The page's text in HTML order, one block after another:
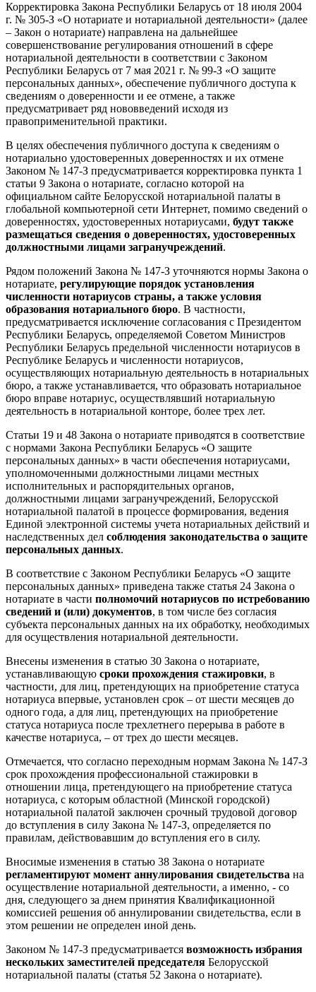
Корректировка Закона Республики Беларусь от 18 июля 2004
г. № 305-З «О нотариате и нотариальной деятельности» (далее
– Закон о нотариате) направлена на дальнейшее
совершенствование регулирования отношений в сфере
нотариальной деятельности в соответствии с Законом
Республики Беларусь от 7 мая 2021 г. № 99-З «О защите
персональных данных», обеспечение публичного доступа к
сведениям о доверенности и ее отмене, а также
предусматривает ряд нововведений исходя из
правоприменительной практики.
В целях обеспечения публичного доступа к сведениям о
нотариально удостоверенных доверенностях и их отмене
Законом № 147-З предусматривается корректировка пункта 1
статьи 9 Закона о нотариате, согласно которой на
официальном сайте Белорусской нотариальной палаты в
глобальной компьютерной сети Интернет, помимо сведений о
доверенностях, удостоверенных нотариусами, будут также
размещаться сведения о доверенностях, удостоверенных
должностными лицами загранучреждений.
Рядом положений Закона № 147-З уточняются нормы Закона о
нотариате, регулирующие порядок установления
численности нотариусов страны, а также условия
образования нотариального бюро. В частности,
предусматривается исключение согласования с Президентом
Республики Беларусь, определяемой Советом Министров
Республики Беларусь предельной численности нотариусов в
Республике Беларусь и численности нотариусов,
осуществляющих нотариальную деятельность в нотариальных
бюро, а также устанавливается, что образовать нотариальное
бюро вправе нотариус, осуществлявший нотариальную
деятельность в нотариальной конторе, более трех лет.
Статьи 19 и 48 Закона о нотариате приводятся в соответствие
с нормами Закона Республики Беларусь «О защите
персональных данных» в части обеспечения нотариусами,
уполномоченными должностными лицами местных
исполнительных и распорядительных органов,
должностными лицами загранучреждений, Белорусской
нотариальной палатой в процессе формирования, ведения
Единой электронной системы учета нотариальных действий и
наследственных дел соблюдения законодательства о защите
персональных данных.
В соответствие с Законом Республики Беларусь «О защите
персональных данных» приведена также статья 24 Закона о
нотариате в части полномочий нотариусов по истребованию
сведений и (или) документов, в том числе без согласия
субъекта персональных данных на их обработку, необходимых
для осуществления нотариальной деятельности.
Внесены изменения в статью 30 Закона о нотариате,
устанавливающую сроки прохождения стажировки, в
частности, для лиц, претендующих на приобретение статуса
нотариуса впервые, установлен срок – от шести месяцев до
одного года, а для лиц, претендующих на приобретение
статуса нотариуса после трехлетнего перерыва в работе в
качестве нотариуса, – от трех до шести месяцев.
Отмечается, что согласно переходным нормам Закона № 147-З
срок прохождения профессиональной стажировки в
отношении лица, претендующего на приобретение статуса
нотариуса, с которым областной (Минской городской)
нотариальной палатой заключен срочный трудовой договор
до вступления в силу Закона № 147-З, определяется по
правилам, действовавшим до вступления его в силу.
Вносимые изменения в статью 38 Закона о нотариате
регламентируют момент аннулирования свидетельства на
осуществление нотариальной деятельности, а именно, - со
дня, следующего за днем принятия Квалификационной
комиссией решения об аннулировании свидетельства, если в
этом решении не определен иной день.
Законом № 147-З предусматривается возможность избрания
нескольких заместителей председателя Белорусской
нотариальной палаты (статья 52 Закона о нотариате).